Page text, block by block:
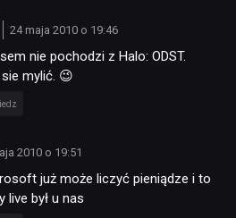
24 maja 2010 o 19:46
nie pochodzi z Halo: ODST.
mylić. 😉
2010 o 19:51
już może liczyć pieniądze i to
live był u nas